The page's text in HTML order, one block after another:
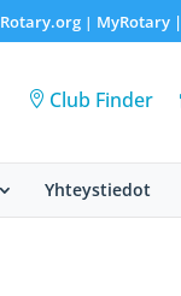
Rotary.org| MyRotary |
Club Finder
Yhteystiedot